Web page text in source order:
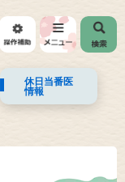
休日当番医
情報